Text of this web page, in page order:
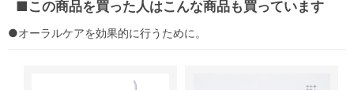
■この商品を買った人はこんな商品も買っています
●オーラルケアを効果的に行うために。